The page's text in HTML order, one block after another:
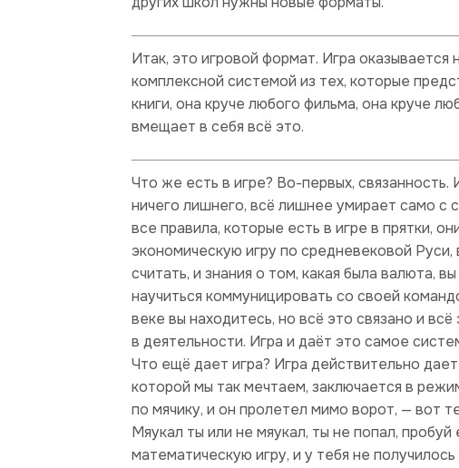
Итак, это игровой формат. Игра
комплексной системой из тех, которые
книги, она круче любого фильма, она круче
вмещает в себя всё это.
Что же есть в игре? Во-первых, связанность.
ничего лишнего, всё лишнее умирает само с
все правила, которые есть в игре в прятки,
экономическую игру по средневековой
считать, и знания о том, какая была валюта,
научиться коммуницировать со своей
веке вы находитесь, но всё это связано и
в деятельности. Игра и даёт это самое
Что ещё дает игра? Игра действительно
которой мы так мечтаем, заключается в
по мячику, и он пролетел мимо ворот, — вот
Мяукал ты или не мяукал, ты не попал,
математическую игру, и у тебя не